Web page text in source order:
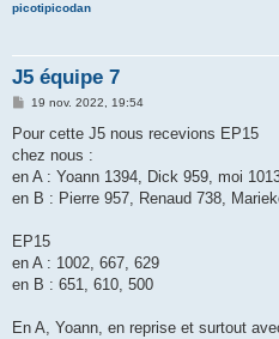
picotipicodan
J5 équipe 7
M
s
a
g
19 nov. 2022, 19:54
Pour cette J5 nous recevions EP15
chez nous :
en A : Yoann 1394, Dick 959, moi
en B : Pierre 957, Renaud 738,
EP15
en A : 1002, 667, 629
en B : 651, 610, 500
En A, Yoann, en reprise et surtout